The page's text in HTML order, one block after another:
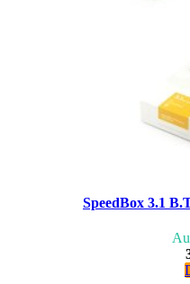
SpeedBox 3.1